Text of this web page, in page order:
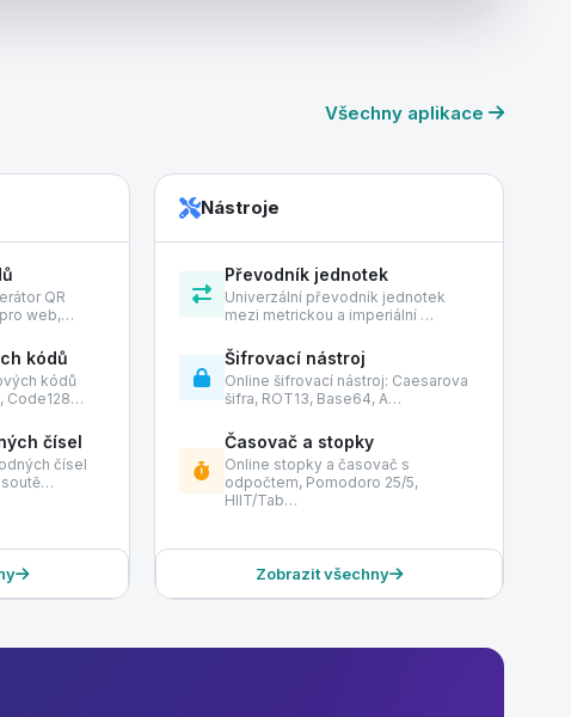
Všechny aplikace
QR
web,…
kódů
kódů
Code128…
čísel
čísel
soutě…
Nástroje
Převodník jednotek
Univerzální převodník jednotek
mezi metrickou a imperiální …
Šifrovací nástroj
Online šifrovací nástroj: Caesarova
šifra, ROT13, Base64, A…
Časovač a stopky
Online stopky a časovač s
odpočtem, Pomodoro 25/5,
HIIT/Tab…
Zobrazit všechny